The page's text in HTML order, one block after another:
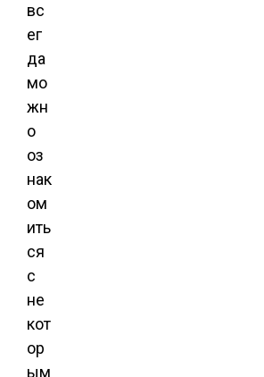
вс
ег
да
мо
жн
о
оз
нак
ом
ить
ся
с
не
кот
ор
ым